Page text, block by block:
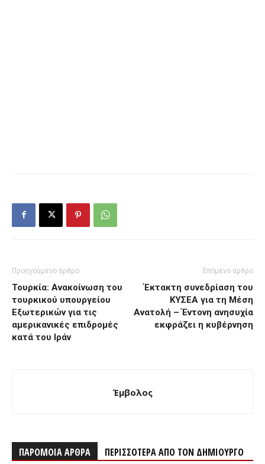
Προηγούμενο άρθρο
Τουρκία: Ανακοίνωση του
τουρκικού υπουργείου
Εξωτερικών για τις
αμερικανικές επιδρομές
κατά του Ιράν
Επόμενο άρθρο
Έκτακτη συνεδρίαση του
ΚΥΣΕΑ για τη Μέση
Ανατολή – Έντονη ανησυχία
εκφράζει η κυβέρνηση
Έμβολος
ΠΑΡΟΜΟΙΑ ΑΡΘΡΑ ΠΕΡΙΣΣΟΤΕΡΑ ΑΠΟ ΤΟΝ ΔΗΜΙΟΥΡΓΟ